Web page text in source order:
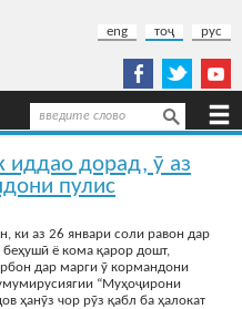
eng
тоҷ рус
Форма поиска
Поиск
иддао дорад, ӯ аз
пулис
ки аз 26 январи соли равон дар
ё кома қарор дошт,
дар марги ӯ кормандони
“Муҳоҷирони
ҳанӯз чор рӯз қабл ба ҳалокат